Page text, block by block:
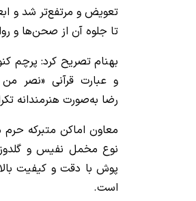
تا جلوه آن از صحن‌ها و
بهنام تصریح کرد: پرچم
و عبارت قرآنی «نصر
رضا به‌صورت هنرمندانه
معاون اماکن متبرکه
پوش با دقت و کیفیت
است.